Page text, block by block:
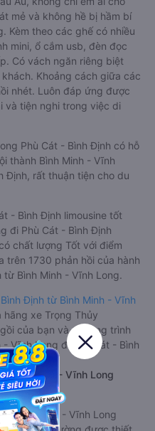
mẻ và không hề bị hầm bí
Kèm theo các ghế có nhiều
mini, ổ cắm usb, đèn đọc
Có vách ngăn riêng biệt
Khoảng cách giữa các
nhét. Luôn đáp ứng được
và tiện nghi trong việc di
Phù Cát - Bình Định có hỗ
thành Bình Minh - Vĩnh
Định, rất thuận tiện cho du
- Bình Định limousine tốt
đi Phù Cát - Bình Định
chất lượng Tốt với điểm
1730 phản hồi của hành
Bình Minh - Vĩnh Long.
Định từ Bình Minh - Vĩnh
xe Trọng Thủy
của bạn và chương trình
Vĩnh Long đi Phù Cát - Bình
Bình Minh - Vĩnh Long
tiện nghi
Bình Minh - Vĩnh Long